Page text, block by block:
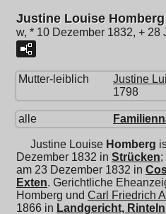
Justine Louise Homberg
w, * 10 Dezember 1832, + 28
Mutter-leiblich Justine
1798
alle
Justine Louise Homberg
Dezember 1832 in Strücken;
am 23 Dezember 1832 in
Exten. Gerichtliche
Homberg und Carl Friedrich
1866 in Landgericht, Rinteln